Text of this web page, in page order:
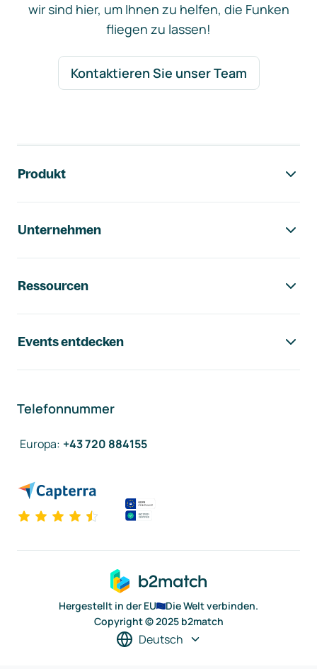
wir sind hier, um Ihnen zu helfen, die Funken
fliegen zu lassen!
Kontaktieren Sie unser Team
Produkt
Unternehmen
Ressourcen
Events entdecken
Telefonnummer
Europa: +43 720 884155
Hergestellt in der EU
Die Welt verbinden.
Copyright © 2025 b2match
Deutsch